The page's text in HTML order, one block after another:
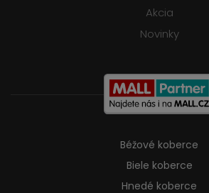
Akcia
Novinky
Béžové koberce
Biele koberce
Hnedé koberce